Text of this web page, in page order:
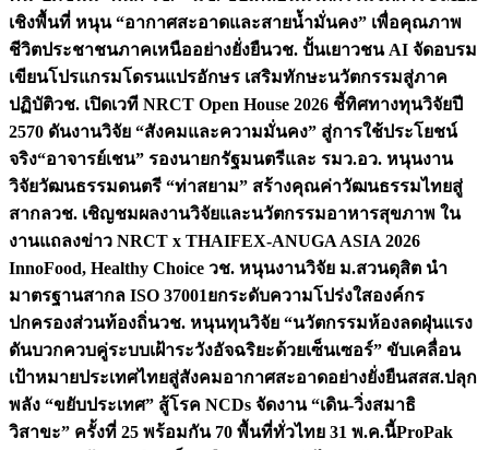
เชิงพื้นที่ หนุน “อากาศสะอาดและสายน้ำมั่นคง” เพื่อคุณภาพ
ชีวิตประชาชนภาคเหนืออย่างยั่งยืนวช. ปั้นเยาวชน AI จัดอบรม
เขียนโปรแกรมโดรนแปรอักษร เสริมทักษะนวัตกรรมสู่ภาค
ปฏิบัติวช. เปิดเวที NRCT Open House 2026 ชี้ทิศทางทุนวิจัยปี
2570 ดันงานวิจัย “สังคมและความมั่นคง” สู่การใช้ประโยชน์
จริง“อาจารย์เชน” รองนายกรัฐมนตรีและ รมว.อว. หนุนงาน
วิจัยวัฒนธรรมดนตรี “ท่าสยาม” สร้างคุณค่าวัฒนธรรมไทยสู่
สากลวช. เชิญชมผลงานวิจัยและนวัตกรรมอาหารสุขภาพ ใน
งานแถลงข่าว NRCT x THAIFEX-ANUGA ASIA 2026
InnoFood, Healthy Choice วช. หนุนงานวิจัย ม.สวนดุสิต นำ
มาตรฐานสากล ISO 37001ยกระดับความโปร่งใสองค์กร
ปกครองส่วนท้องถิ่นวช. หนุนทุนวิจัย “นวัตกรรมห้องลดฝุ่นแรง
ดันบวกควบคู่ระบบเฝ้าระวังอัจฉริยะด้วยเซ็นเซอร์” ขับเคลื่อน
เป้าหมายประเทศไทยสู่สังคมอากาศสะอาดอย่างยั่งยืนสสส.ปลุก
พลัง “ขยับประเทศ” สู้โรค NCDs จัดงาน “เดิน-วิ่งสมาธิ
วิสาขะ” ครั้งที่ 25 พร้อมกัน 70 พื้นที่ทั่วไทย 31 พ.ค.นี้ProPak